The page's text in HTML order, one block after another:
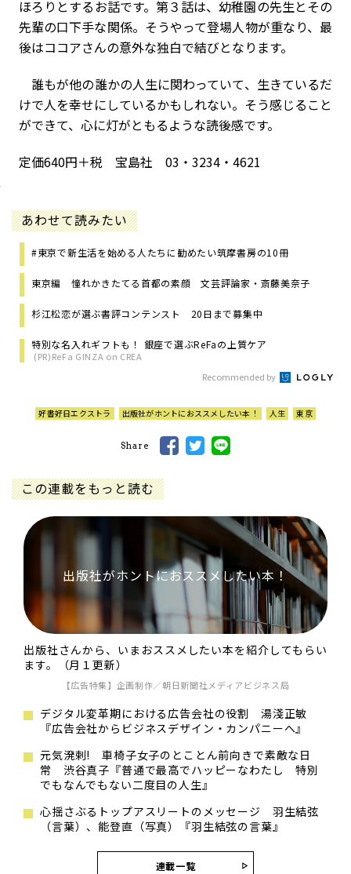
ほろりとするお話です。第３話は、幼稚園の先生とその
先輩の口下手な関係。――そうやって登場人物が重なり、最
後はココアさんの意外な独白で結びとなります。
誰もが他の誰かの人生に関わっていて、生きているだ
けで人を幸せにしているかもしれない。そう感じること
ができて、心に灯がともるような読後感です。
定価640円＋税 宝島社 03・3234・4621
あわせて読みたい
#東京で新生活を始める人たちに勧めたい筑摩書房の10冊
東京編 憧れかきたてる首都の素顔 文芸評論家・斎藤美奈子
杉江松恋が選ぶ書評コンテンスト 20日まで募集中
特別な名入れギフトも！ 銀座で選ぶReFaの上質ケア
(PR)ReFa GINZA on CREA
Recommended by
好書好日エクストラ 出版社がホントにおススメしたい本！ 人生 東京
Share
この連載をもっと読む
出版社がホントにおススメしたい本！
出版社さんから、いまおススメしたい本を紹介してもらい
ます。（月１更新）
【広告特集】企画制作／朝日新聞社メディアビジネス局
デジタル変革期における広告会社の役割 湯淺正敏
『広告会社からビジネスデザイン・カンパニーへ』
元気溌剌! 車椅子女子のとことん前向きで素敵な日
常 渋谷真子『普通で最高でハッピーなわたし 特別
でもなんでもない二度目の人生』
心揺さぶるトップアスリートのメッセージ 羽生結弦
（言葉）、能登直（写真）『羽生結弦の言葉』
連載一覧